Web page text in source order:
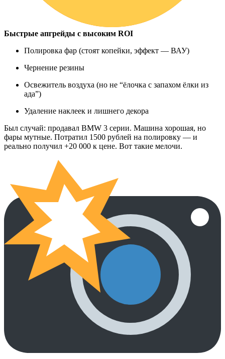
Быстрые апгрейды с высоким ROI
Полировка фар (стоят копейки, эффект — ВАУ)
Чернение резины
Освежитель воздуха (но не “ёлочка с запахом ёлки из
ада”)
Удаление наклеек и лишнего декора
Был случай: продавал BMW 3 серии. Машина хорошая, но
фары мутные. Потратил 1500 рублей на полировку — и
реально получил +20 000 к цене. Вот такие мелочи.